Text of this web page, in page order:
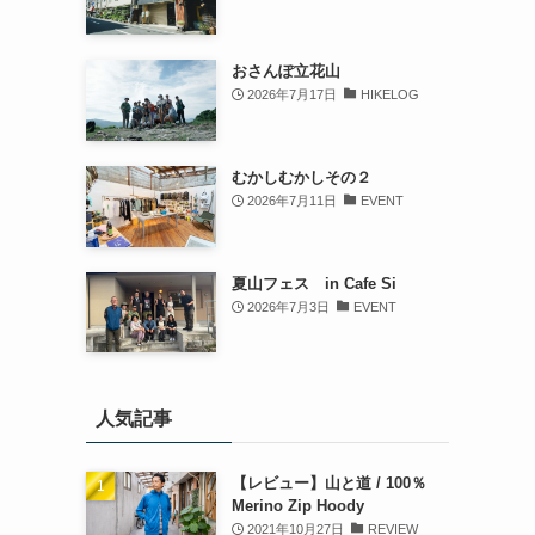
おさんぽ立花山
2026年7月17日 HIKELOG
むかしむかしその２
2026年7月11日 EVENT
夏山フェス in Cafe Si
2026年7月3日 EVENT
人気記事
【レビュー】山と道 / 100％
Merino Zip Hoody
2021年10月27日 REVIEW